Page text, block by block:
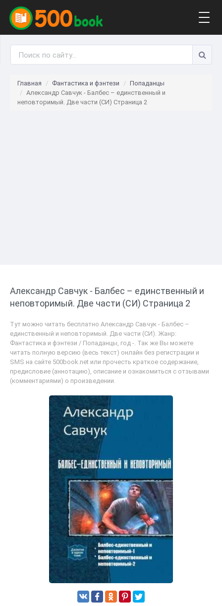
Главная Фантастика и фэнтези
Попаданцы
Александр Савчук - Балбес – единственный и
неповторимый. Две части (СИ) Страница 2
Александр Савчук - Балбес – единственный и
неповторимый. Две части (СИ) Страница 2
Тут можно читать бесплатно Александр Савчук - Балбес –
единственный и неповторимый. Две части (СИ). Жанр:
Фантастика и фэнтези / Попаданцы, год -. Так же Вы можете
читать полную версию (весь текст) онлайн без регистрации и
SMS на сайте 500book.net или прочесть краткое содержание,
предисловие (аннотацию), описание и ознакомиться с отзывами
(комментариями) о произведении.